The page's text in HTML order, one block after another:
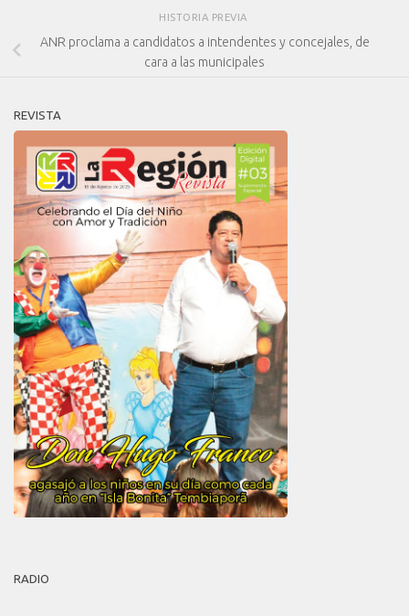
HISTORIA PREVIA
ANR proclama a candidatos a intendentes y concejales, de
cara a las municipales
REVISTA
RADIO